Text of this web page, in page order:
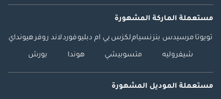
مستعملة الماركة المشهورة
تويوتا مرسيدس بنزنسياملكزس بي ام دبليوفوردلاند روفرهيونداي
شيفروليه متسوبيشي هوندا بورش
مستعملة الموديل المشهورة